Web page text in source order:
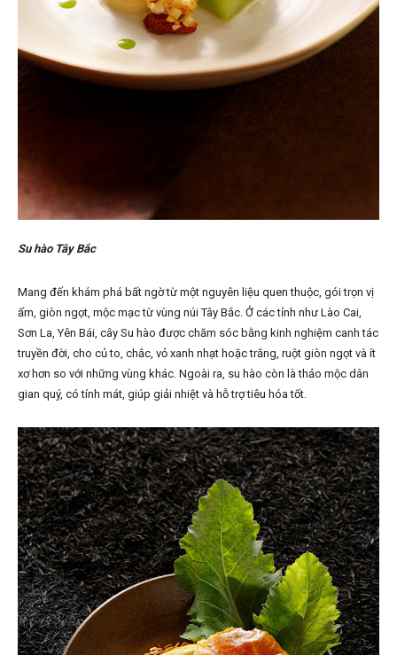
Su hào Tây Bắc
Mang đến khám phá bất ngờ từ một nguyên liệu quen thuộc, gói trọn vị
ấm, giòn ngọt, mộc mạc từ vùng núi Tây Bắc. Ở các tỉnh như Lào Cai,
Sơn La, Yên Bái, cây Su hào được chăm sóc bằng kinh nghiệm canh tác
truyền đời, cho củ to, chắc, vỏ xanh nhạt hoặc trắng, ruột giòn ngọt và ít
xơ hơn so với những vùng khác. Ngoài ra, su hào còn là thảo mộc dân
gian quý, có tính mát, giúp giải nhiệt và hỗ trợ tiêu hóa tốt.